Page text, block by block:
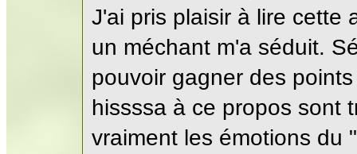
J'ai pris plaisir à lire cette
un méchant m'a séduit.
pouvoir gagner des
hissssa à ce propos sont
vraiment les émotions du